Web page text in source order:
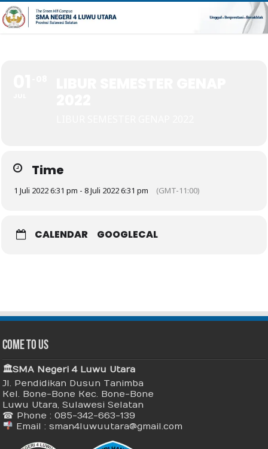
Time
1 Juli 2022 6:31 pm - 8 Juli 2022 6:31 pm (GMT-11:00)
CALENDAR GOOGLECAL
Come To Us
🏛 SMA Negeri 4 Luwu Utara
Jl. Pendidikan Dusun Tanimba
Kel. Bone-Bone Kec. Bone-Bone
Luwu Utara, Sulawesi Selatan
☎ Phone : 085-342-663-139
Email : sman4luwuutara@gmail.com